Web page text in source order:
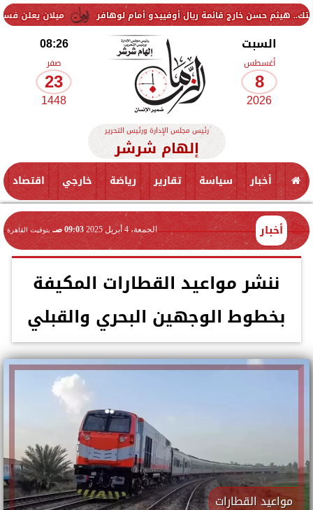
ميلان يعلن فسخ عقد إسماعيل بن قائمة ريال أوفييدو أمام لوهافر
السبت
أغسطس
8
2026
08:26
صفر
23
1448
رئيس مجلس الإدارة ورئيس التحرير
إلهام شرشر
أخبار سياسة تقارير رياضة خارجي اقتصاد
أخبار الجمعة، 4 أبريل 2025 09:03 صـ بتوقيت القاهرة
ننشر مواعيد القطارات المكيفة
بخطوط الوجهين البحري والقبلي
مواعيد القطارات